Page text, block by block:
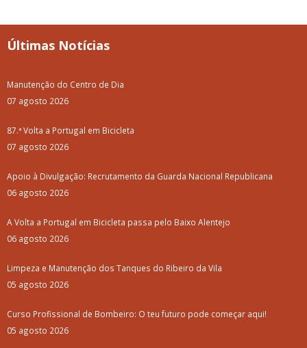
Últimas Notícias
Manutenção do Centro de Dia
07 agosto 2026
87.ª Volta a Portugal em Bicicleta
07 agosto 2026
Apoio à Divulgação: Recrutamento da Guarda Nacional Republicana
06 agosto 2026
A Volta a Portugal em Bicicleta passa pelo Baixo Alentejo
06 agosto 2026
Limpeza e Manutenção dos Tanques do Ribeiro da Vila
05 agosto 2026
Curso Profissional de Bombeiro: O teu futuro pode começar aqui!
05 agosto 2026